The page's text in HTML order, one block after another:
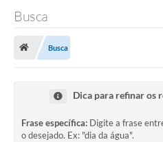
Busca
Busca
Dica para refinar os
Frase específica: Digite a frase
o desejado. Ex: "dia da água".